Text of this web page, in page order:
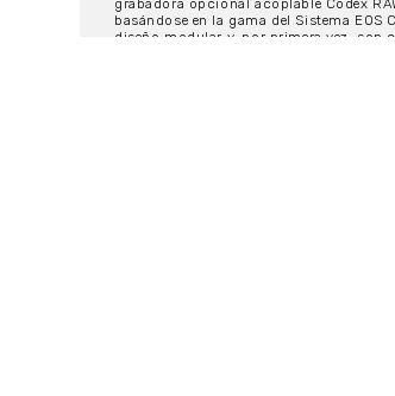
grabadora opcional acoplable Codex
basándose en la gama del Sistema EOS
diseño modular y, por primera vez, son